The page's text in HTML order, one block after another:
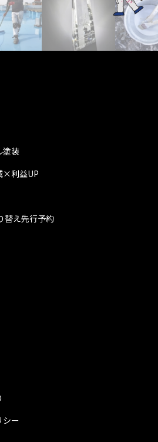
願いしました。職人さん達の配慮
てました。ここまでやってくれる
ちらの会社にお願いして本当に
ったね！」と言われます。本当に
塗装
×利益UP
替え先行予約
シー